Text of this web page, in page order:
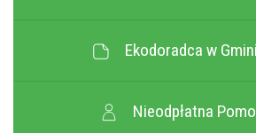
Ekodoradca w
Nieodpłatna